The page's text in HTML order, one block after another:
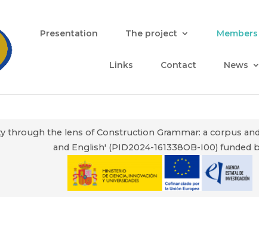
through the lens of Construction Grammar: a corpus
and English' (PID2024-161338OB-I00) funded
Presentation The project Members
Links Contact News